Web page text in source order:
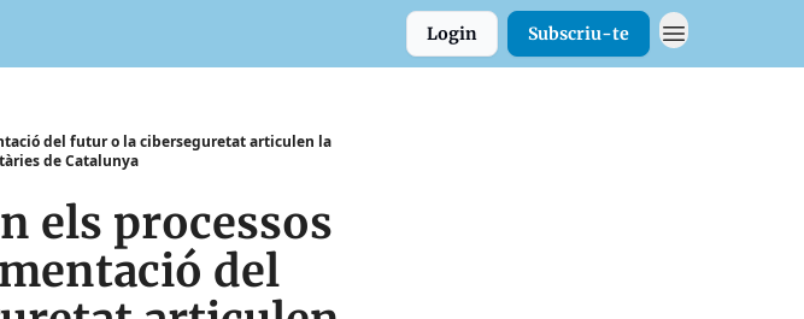
Login Subscriu-te
del futur o la ciberseguretat articulen la
de Catalunya
els processos
del